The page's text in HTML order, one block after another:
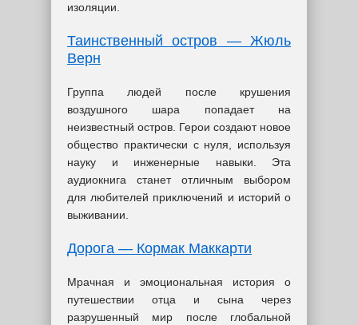
изоляции.
Таинственный остров — Жюль
Верн
Группа людей после крушения
воздушного шара попадает на
неизвестный остров. Герои создают новое
общество практически с нуля, используя
науку и инженерные навыки. Эта
аудиокнига станет отличным выбором
для любителей приключений и историй о
выживании.
Дорога — Кормак Маккарти
Мрачная и эмоциональная история о
путешествии отца и сына через
разрушенный мир после глобальной